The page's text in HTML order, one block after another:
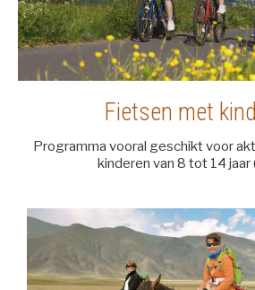
Fietsen met
Programma vooral geschikt voor
kinderen van 8 tot 14 jaar